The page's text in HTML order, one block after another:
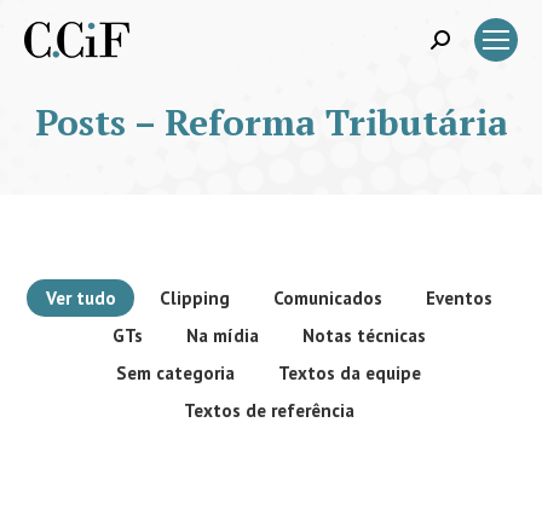
Search:
Posts – Reforma Tributária
Ver tudo Clipping Comunicados
Eventos
GTs
Na mídia
Notas técnicas
Sem categoria
Textos da equipe
Textos de referência